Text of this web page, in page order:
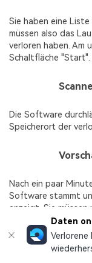
Sie haben eine Liste
müssen also das
verloren haben. Am
Schaltfläche "Start".
Die Software
Speicherort der
Nach ein paar
Software stammt
anzeigt. Sie
wiederhergestellt
die
Daten